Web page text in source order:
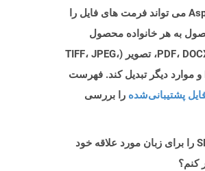
Aspose.Total Cloud می تواند فرمت های فایل را
به هر خانواده محصول
دیگری به PDF، DOCX، XPS، تصویر (TIFF، JPEG،
PNG BMP)، MD و موارد دیگر تبدیل کند. فهرست
پشتیبانی‌شده را بررسی
من نمی توانم SDK را برای زبان مورد علاقه خود
کنم؟